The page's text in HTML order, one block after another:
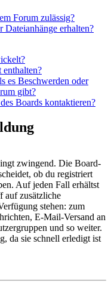
Forum zulässig?
erhalten?
es Beschwerden oder
gibt?
Boards kontaktieren?
zwingend. Die Board-
ob du registriert
Auf jeden Fall erhältst
auf zusätzliche
stehen: zum
E-Mail-Versand an
und so weiter.
da sie schnell erledigt ist